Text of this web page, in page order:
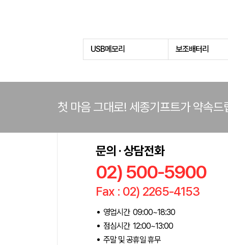
USB메모리 보조배터리
첫 마음 그대로! 세종기프트가 약속드
문의 · 상담전화
02) 500-5900
Fax : 02) 2265-4153
영업시간 09:00~18:30
점심시간 12:00~13:00
주말 및 공휴일 휴무